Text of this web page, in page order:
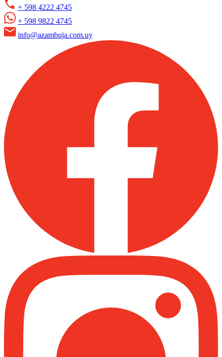
+ 598 4222 4745
+ 598 9822 4745
info@azambuja.com.uy